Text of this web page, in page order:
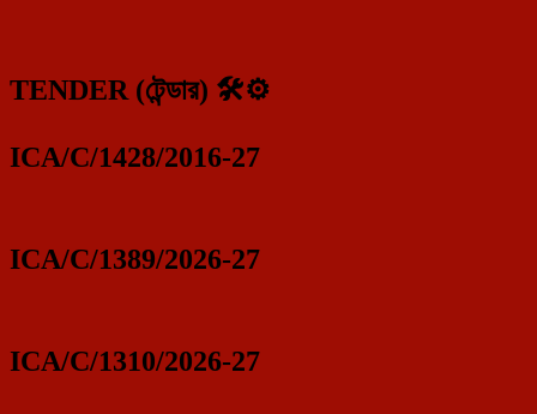
TENDER (টেন্ডার) 🛠️⚙️
ICA/C/1428/2016-27
ICA/C/1389/2026-27
ICA/C/1310/2026-27